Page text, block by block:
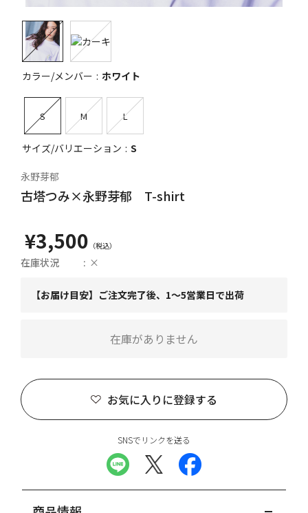
カラー/メンバー ホワイト
S M L
サイズ/バリエーション S
永野芽郁
古塔つみ×永野芽郁 T-shirt
¥3,500
在庫状況 ×
【お届け目安】ご注文完了後、1～5営業日で出荷
お気に入りに登録する
在庫がありません
SNSでリンクを送る